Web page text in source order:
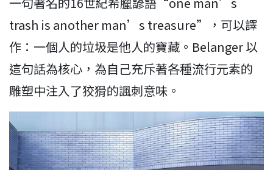
trash is another man’s treasure”，可以譯
作：一個人的垃圾是他人的寶藏。Belanger 以
這句話為核心，為自己充斥著各種流行元素的
雕塑中注入了狡猾的諷刺意味。